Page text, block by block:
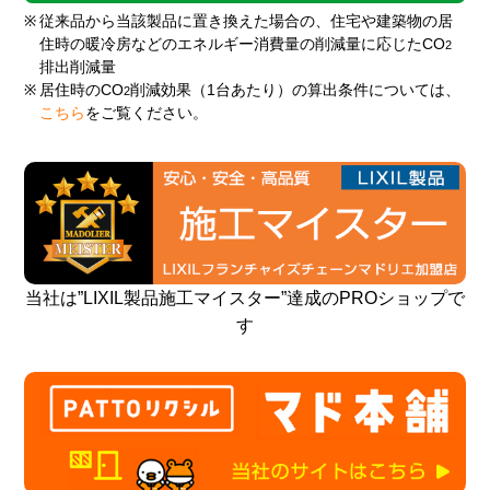
※ 従来品から当該製品に置き換えた場合の、住宅や建築物の居
住時の暖冷房などのエネルギー消費量の削減量に応じたCO2
排出削減量
※ 居住時のCO2削減効果（1台あたり）の算出条件については、
こちら をご覧ください。
当社は”LIXIL製品施工マイスター”達成のPROショップで
す